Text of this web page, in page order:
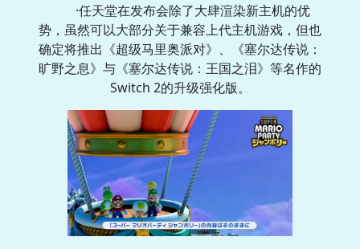
·任天堂在发布会除了大肆渲染新主机的优
势，虽然可以大部分关于兼容上代主机游戏，但也
确定将推出《超级马里奥派对》、《塞尔达传说：
旷野之息》与《塞尔达传说：王国之泪》等名作的
Switch 2的升级强化版。